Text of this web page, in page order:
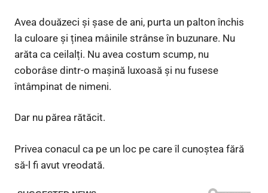
Avea douăzeci și șase de ani, purta un palton închis
la culoare și ținea mâinile strânse în buzunare. Nu
arăta ca ceilalți. Nu avea costum scump, nu
coborâse dintr-o mașină luxoasă și nu fusese
întâmpinat de nimeni.
Dar nu părea rătăcit.
Privea conacul ca pe un loc pe care îl cunoștea fără
să-l fi avut vreodată.